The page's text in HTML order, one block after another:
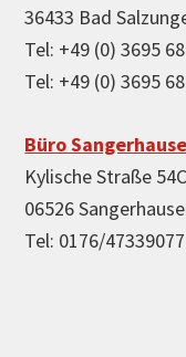
36433 Bad
Tel: +49 (0) 3695
Tel: +49 (0) 3695
Büro
Kylische Straße 54C
06526
Tel: 0176/47339077